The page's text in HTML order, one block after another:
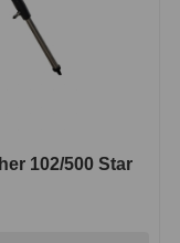
102/500 Star